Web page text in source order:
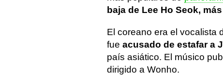
baja de Lee Ho Seok,
El coreano era el vocalista
fue acusado de estafar a
país asiático. El músico
dirigido a Wonho.